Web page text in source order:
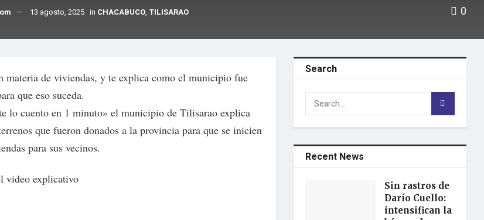
13 agosto, 2025 in CHACABUCO, TILISARAO 0
materia de viviendas, y te explica como el municipio fue
que eso suceda.
lo cuento en 1 minuto» el municipio de Tilisarao explica
que fueron donados a la provincia para que se inicien
para sus vecinos.
video explicativo
Search
Recent News
Sin rastros de
Darío Cuello:
intensifican la